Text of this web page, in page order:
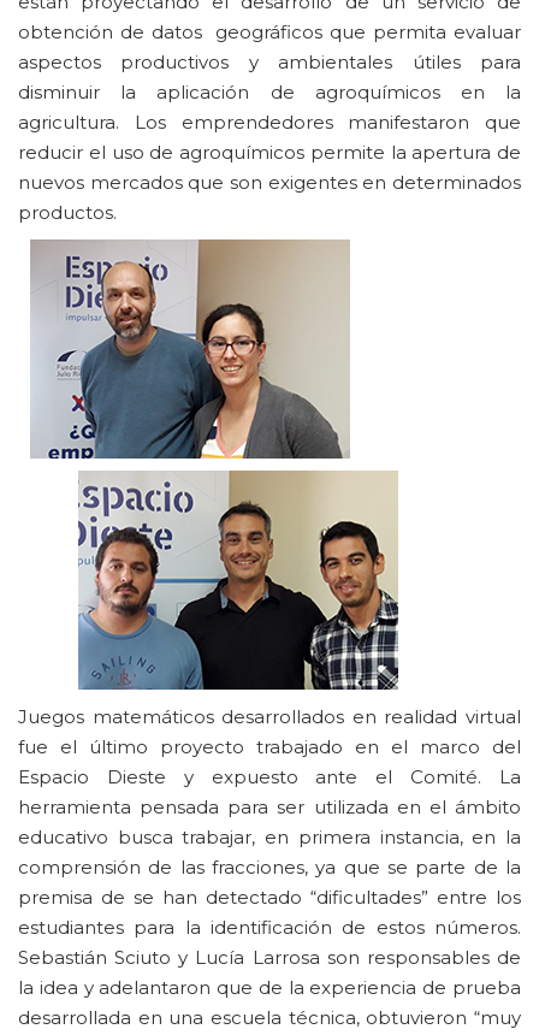
obtención de datos geográficos que permita evaluar
aspectos productivos y ambientales útiles para
disminuir la aplicación de agroquímicos en la
agricultura. Los emprendedores manifestaron que
reducir el uso de agroquímicos permite la apertura de
nuevos mercados que son exigentes en determinados
productos.
Juegos matemáticos desarrollados en realidad virtual
fue el último proyecto trabajado en el marco del
Espacio Dieste y expuesto ante el Comité. La
herramienta pensada para ser utilizada en el ámbito
educativo busca trabajar, en primera instancia, en la
comprensión de las fracciones, ya que se parte de la
premisa de se han detectado “dificultades” entre los
estudiantes para la identificación de estos números.
Sebastián Sciuto y Lucía Larrosa son responsables de
la idea y adelantaron que de la experiencia de prueba
desarrollada en una escuela técnica, obtuvieron “muy